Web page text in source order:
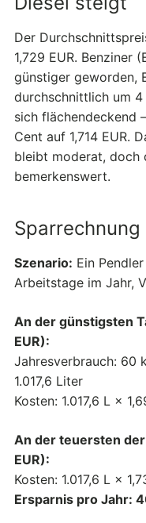
Der
1,729 EUR. Benziner
günstiger geworden,
durchschnittlich um
sich flächendeckend
Cent auf 1,714 EUR.
bleibt moderat, doch
bemerkenswert.
Szenario: Ein
Arbeitstage im Jahr,
An der günstigsten
EUR):
Jahresverbrauch: 60
1.017,6 Liter
Kosten: 1.017,6 L ×
An der teuersten
EUR):
Kosten: 1.017,6 L ×
Ersparnis pro Jahr: